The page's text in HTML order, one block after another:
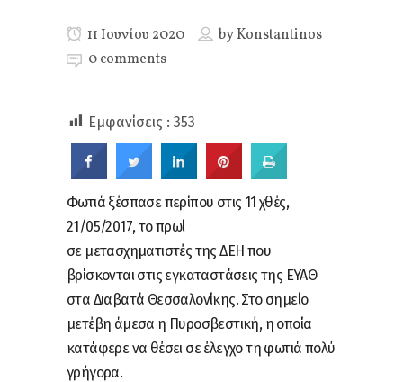
11 Ιουνίου 2020 byKonstantinos
0 comments
Εμφανίσεις : 353
Φωτιά ξέσπασε περίπου στις 11 χθές,
21/05/2017, το πρωί
σε μετασχηματιστές της ΔΕΗ που
βρίσκονται στις εγκαταστάσεις της ΕΥΑΘ
στα Διαβατά Θεσσαλονίκης. Στο σημείο
μετέβη άμεσα η Πυροσβεστική, η οποία
κατάφερε να θέσει σε έλεγχο τη φωτιά πολύ
γρήγορα.